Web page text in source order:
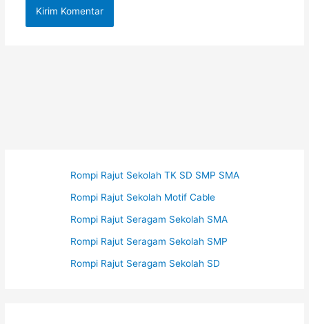
Rompi Rajut Sekolah TK SD SMP SMA
Rompi Rajut Sekolah Motif Cable
Rompi Rajut Seragam Sekolah SMA
Rompi Rajut Seragam Sekolah SMP
Rompi Rajut Seragam Sekolah SD